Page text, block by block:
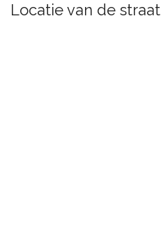
Locatie van de straat